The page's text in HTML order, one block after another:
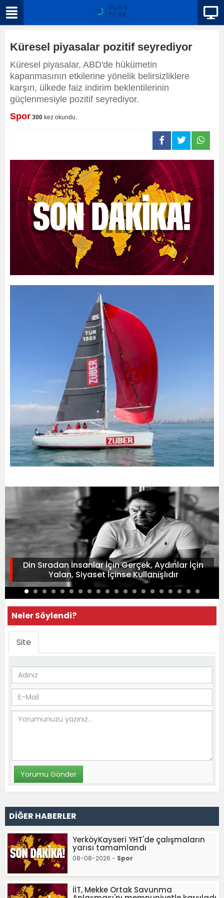
Küresel piyasalar pozitif seyrediyor
Küresel piyasalar, ABD'de hükümetin
kapanmasının etkilerine yönelik belirsizliklere
karşın, ülkede faiz indirim beklentilerinin
güçlenmesiyle pozitif seyrediyor.
Spor 300 kez okundu.
Din Sıradan İnsanlar İçin Gerçek, Aydınlar İçin
Yalan, Siyaset İçinse Kullanışlıdır
Neler Söylendi?
Site
DİĞER HABERLER
YerköyKayseri YHT'de çalışmaların
yarısı tamamlandı
08-08-2026 - Spor
İİT, Mekke Ortak Savunma